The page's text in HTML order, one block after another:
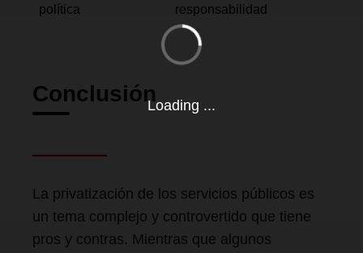
política responsabilidad
Conclusión
La privatización de los servicios públicos es
un tema complejo y controvertido que tiene
pros y contras. Mientras que algunos
Loading ...